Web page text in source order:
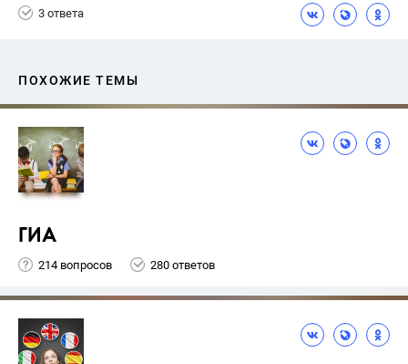
3 ответа
ПОХОЖИЕ ТЕМЫ
ГИА
214 вопросов 280 ответов